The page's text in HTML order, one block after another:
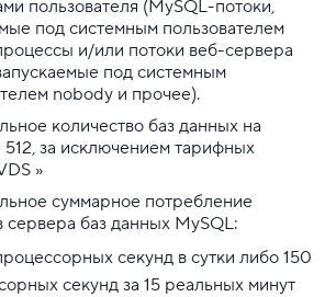
пользователя (MySQL-потоки,
под системным пользователем
и/или потоки веб-сервера
под системным
nobody и прочее).
количество баз данных на
512, за исключением тарифных
»
суммарное потребление
сервера баз данных MySQL:
секунд в сутки либо 150
секунд за 15 реальных минут